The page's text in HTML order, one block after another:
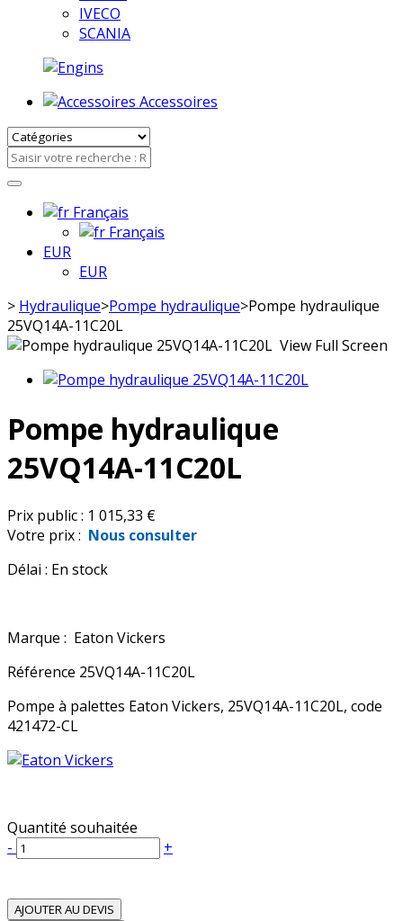
IVECO
SCANIA
Accessoires
Français
Français
EUR
EUR
> Hydraulique>Pompe hydraulique>Pompe hydraulique
25VQ14A-11C20L
View Full Screen
Pompe hydraulique
25VQ14A-11C20L
Prix public : 1 015,33 €
Votre prix : Nous consulter
Délai : En stock
Marque : Eaton Vickers
Référence 25VQ14A-11C20L
Pompe à palettes Eaton Vickers, 25VQ14A-11C20L, code
421472-CL
Quantité souhaitée
-
+
AJOUTER AU DEVIS